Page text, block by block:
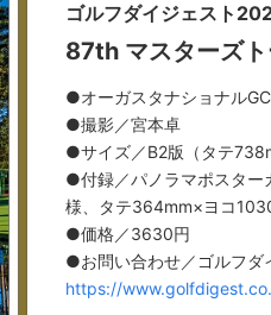
ゴルフダイジェスト
87th マスターズト
●オーガスタナショナル
●撮影／宮本卓
●サイズ／B2版（タテ
●付録／パノラマポスター
様、タテ364mm×ヨコ
●価格／3630円
●お問い合わせ／ゴルフ
https://